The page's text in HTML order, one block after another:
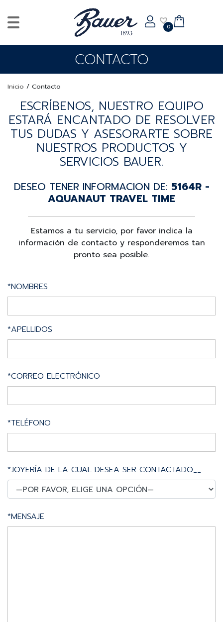
0
CONTACTO
Inicio / Contacto
ESCRÍBENOS, NUESTRO EQUIPO
ESTARÁ ENCANTADO DE RESOLVER
TUS DUDAS Y ASESORARTE SOBRE
NUESTROS PRODUCTOS Y
SERVICIOS BAUER.
DESEO TENER INFORMACION DE: 5164R -
AQUANAUT TRAVEL TIME
Estamos a tu servicio, por favor indica la
información de contacto y responderemos tan
pronto sea posible.
*NOMBRES
*APELLIDOS
*CORREO ELECTRÓNICO
*TELÉFONO
*JOYERÍA DE LA CUAL DESEA SER CONTACTADO__
*MENSAJE